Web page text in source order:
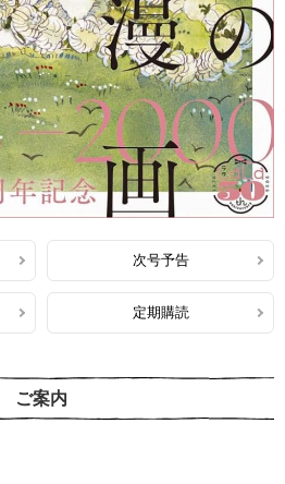
次号予告
定期購読
ご案内